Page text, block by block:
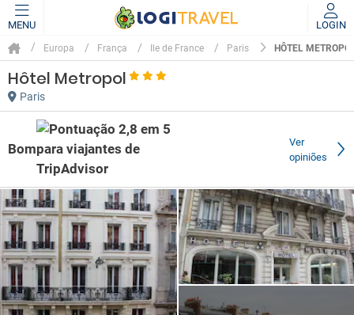
MENU LOGIN
Europa França Ile de France Paris HÔTEL
Hôtel Metropol
Paris
Bom
Ver
opiniões